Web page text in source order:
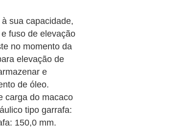
sua capacidade,
fuso de elevação
no momento da
elevação de
e
de óleo.
carga do macaco
tipo garrafa:
150,0 mm.